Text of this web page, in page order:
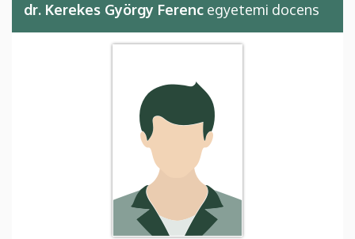
dr. Kerekes György Ferenc egyetemi docens